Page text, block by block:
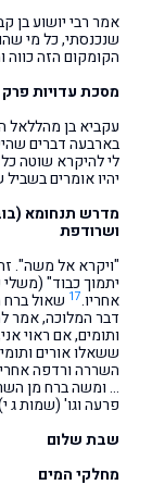
אמר רבי יושוע בן
שנכנסתי, כל מי
הקומקום הזה כווה
מסכת עדויות
עקביא בן מהללאל
בארבעה דברים
לי להיקרא שוטה
יהיו אומרים
מדרש תנחומא
ושרודפת
"ויקרא אל משה".
יתמוך כבוד"
אחריו.17 שאול
דבר המלוכה, אמר
ותומים, אם ראוי
ששאלו אורים
השררה ורדפה
… ומשה ברח מן
פרעה וגו' (שמות ג
שבת שלום
מחלקי המים